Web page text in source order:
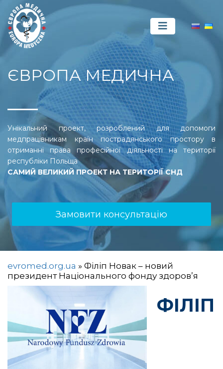
ЄВРОПА МЕДИЧНА
Унікальний проект, розроблений для допомоги
медпрацівникам країн пострадянського простору в
отриманні права професійної діяльності на території
республіки Польща
САМИЙ ВЕЛИКИЙ ПРОЕКТ НА ТЕРИТОРІЇ СНД
Замовити консультацію
evromed.org.ua » Філіп Новак – новий
президент Національного фонду здоров’я
ФІЛІП